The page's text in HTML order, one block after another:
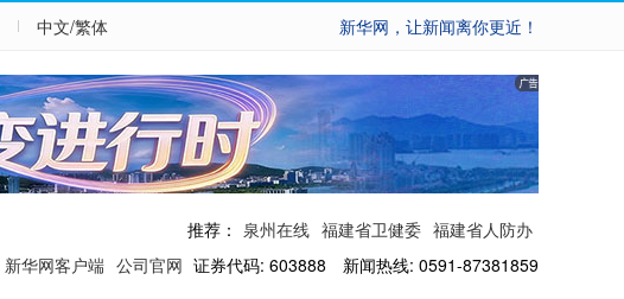
中文/繁体 新华网，让新闻离你更近！
推荐： 泉州在线 福建省卫健委 福建省人防办
新华网客户端 公司官网 证券代码: 603888 新闻热线: 0591-87381859